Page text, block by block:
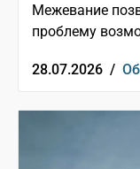
Межевание
проблему
28.07.2026 /